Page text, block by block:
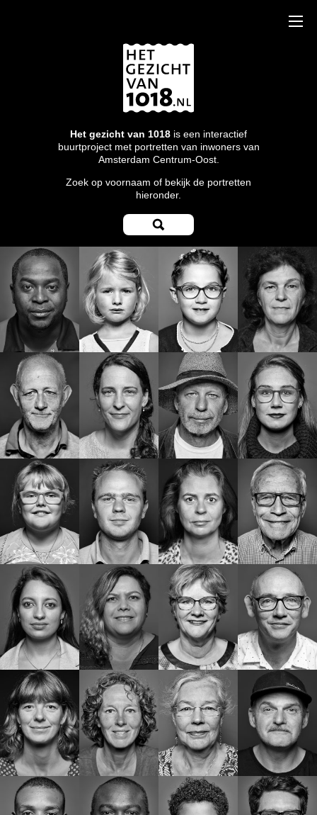
Het gezicht van 1018 is een interactief
buurtproject met portretten van inwoners van
Amsterdam Centrum-Oost.
Zoek op voornaam of bekijk de portretten
hieronder.